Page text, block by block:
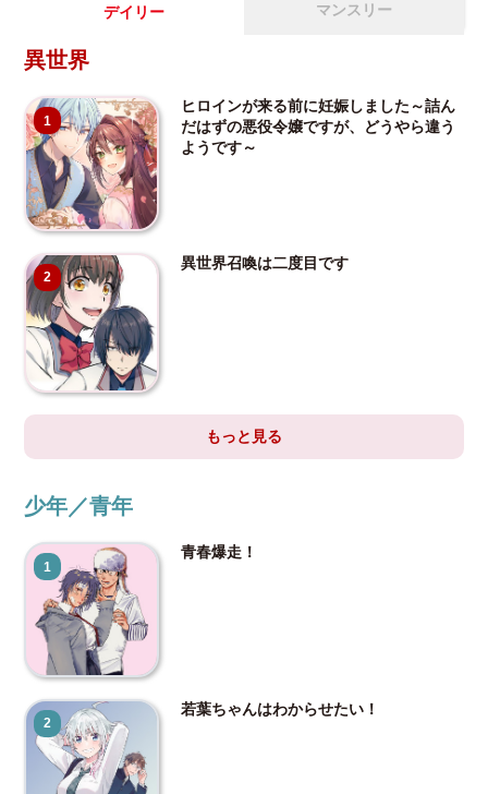
デイリー マンスリー
異世界
1
ヒロインが来る前に妊娠しました～詰ん
だはずの悪役令嬢ですが、どうやら違う
ようです～
2
異世界召喚は二度目です
もっと見る
少年／青年
1
青春爆走！
2
若葉ちゃんはわからせたい！